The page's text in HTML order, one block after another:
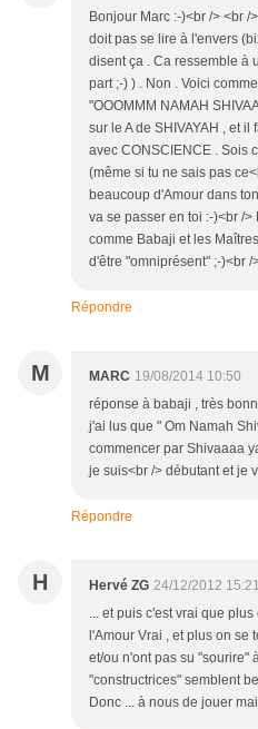
Bonjour Marc :-)<br /> <br /
doit pas se lire à l'envers
disent ça . Ca ressemble à
part ;-) ) . Non . Voici
"OOOMMM NAMAH
sur le A de SHIVAYAH , et
avec CONSCIENCE . Sois
(même si tu ne sais pas
beaucoup d'Amour dans
va se passer en toi :-)<br /
comme Babaji et les
d'être "omniprésent" ;-)<br /
Répondre
M MARC 19/08/2014 10:50
réponse à babaji , très
j'ai lus que " Om Namah
commencer par Shivaaaa
je suis<br /> débutant et je
Répondre
H Hervé ZG 24/12/2012 15:21
... et puis c'est vrai que
l'Amour Vrai , et plus on se
et/ou n'ont pas su "sourire"
"constructrices" semblent
Donc ... à nous de jouer